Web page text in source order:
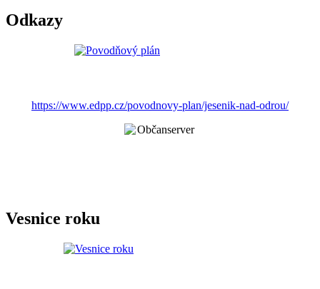
Odkazy
https://www.edpp.cz/povodnovy-plan/jesenik-nad-odrou/
Vesnice roku